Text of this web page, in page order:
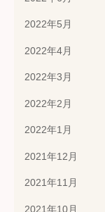
2022年5月
2022年4月
2022年3月
2022年2月
2022年1月
2021年12月
2021年11月
2021年10月